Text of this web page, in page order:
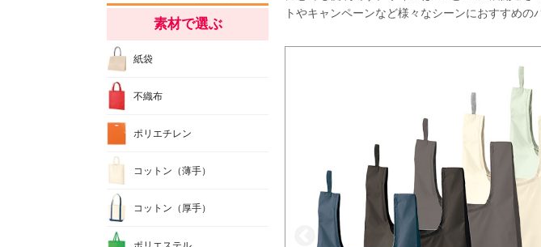
トやキャンペーンなど様々なシーンにおすすめの
素材で選ぶ
紙袋
不織布
ポリエチレン
コットン（薄手）
コットン（厚手）